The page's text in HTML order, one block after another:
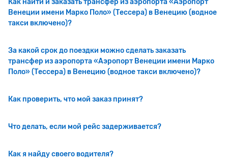
Как найти и заказать трансфер из аэропорта «Аэропорт
Венеции имени Марко Поло» (Тессера) в Венецию (водное
такси включено)?
За какой срок до поездки можно сделать заказать
трансфер из аэропорта «Аэропорт Венеции имени Марко
Поло» (Тессера) в Венецию (водное такси включено)?
Как проверить, что мой заказ принят?
Что делать, если мой рейс задерживается?
Как я найду своего водителя?